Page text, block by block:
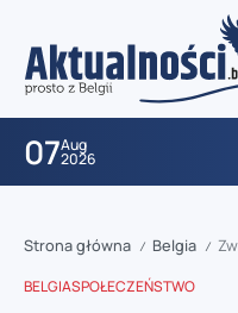
07Aug
2026
Strona główna / Belgia /
BELGIASPOŁECZEŃSTWO